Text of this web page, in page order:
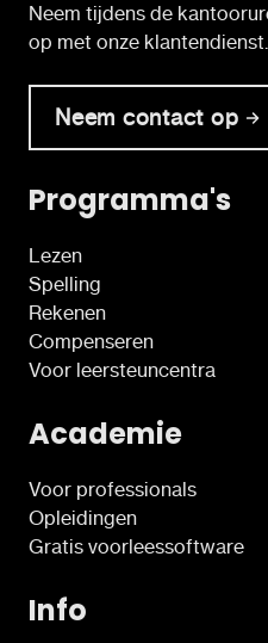
Neem tijdens de
op met onze klantendienst.
Neem contact op
Programma's
Lezen
Spelling
Rekenen
Compenseren
Voor leersteuncentra
Academie
Voor professionals
Opleidingen
Gratis voorleessoftware
Info